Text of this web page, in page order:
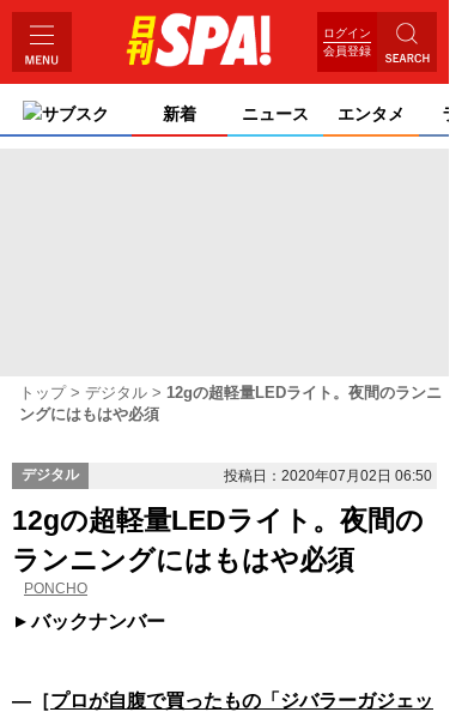
ログイン
会員登録
サブスク 新着 ニュース エンタメ ライ
トップ デジタル
12gの超軽量LEDライト。夜間のランニ
ングにはもはや必須
デジタル 投稿日：2020年07月02日 06:50
12gの超軽量LEDライト。夜間の
ランニングにはもはや必須
PONCHO
バックナンバー
―［プロが自腹で買ったもの「ジバラーガジェッ